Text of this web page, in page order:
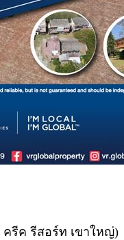
รีค รีสอร์ท เขาใหญ่)